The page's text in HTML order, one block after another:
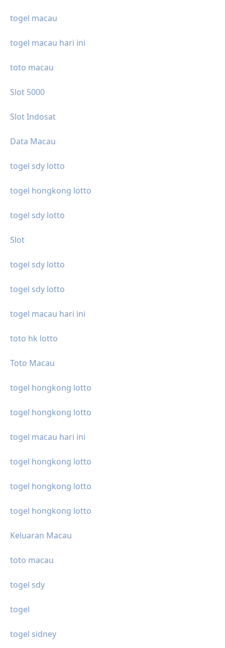
togel macau
togel macau hari ini
toto macau
Slot 5000
Slot Indosat
Data Macau
togel sdy lotto
togel hongkong lotto
togel sdy lotto
Slot
togel sdy lotto
togel sdy lotto
togel macau hari ini
toto hk lotto
Toto Macau
togel hongkong lotto
togel hongkong lotto
togel macau hari ini
togel hongkong lotto
togel hongkong lotto
togel hongkong lotto
Keluaran Macau
toto macau
togel sdy
togel
togel sidney